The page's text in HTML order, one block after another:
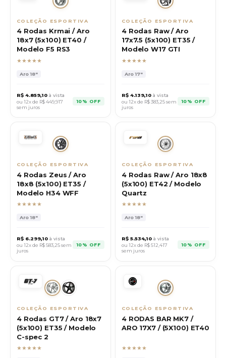
COLEÇÃO ESPORTIVA
4 Rodas Krmai / Aro
18x7 (5x100) ET40 /
Modelo F5 RS3
★★★★★
Aro18"
R$ 4.859,10 à vista
ou 12x de R$449,917
sem juros
10% OFF
COLEÇÃO ESPORTIVA
4 Rodas Raw / Aro
17x7.5 (5x100) ET35 /
Modelo W17 GTI
★★★★★
Aro17"
R$ 4.139,10 à vista
ou 12x de R$383,25sem
juros
10% OFF
COLEÇÃO ESPORTIVA
4 Rodas Zeus / Aro
18x8 (5x100) ET35 /
Modelo H34 WFF
★★★★★
Aro18"
R$ 6.299,10 à vista
ou 12x de R$583,25sem
juros
10% OFF
COLEÇÃO ESPORTIVA
4 Rodas Raw / Aro 18x8
(5x100) ET42 / Modelo
Quartz
★★★★★
Aro18"
R$ 5.534,10 à vista
ou 12x de R$512,417
sem juros
10% OFF
COLEÇÃO ESPORTIVA
4 Rodas GT7 / Aro 18x7
(5x100) ET35 / Modelo
C-spec 2
★★★★★
COLEÇÃO ESPORTIVA
4 RODAS BAR MK7 /
ARO 17X7 / (5X100) ET40
★★★★★